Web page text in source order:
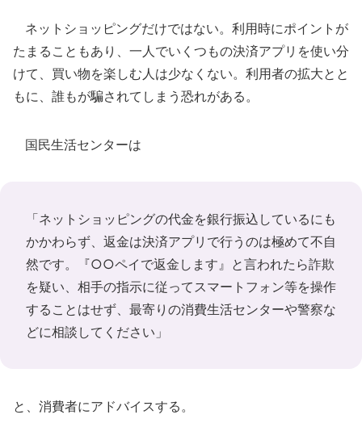
ネットショッピングだけではない。利用時にポイントが
たまることもあり、一人でいくつもの決済アプリを使い分
けて、買い物を楽しむ人は少なくない。利用者の拡大とと
もに、誰もが騙されてしまう恐れがある。
国民生活センターは
「ネットショッピングの代金を銀行振込しているにも
かかわらず、返金は決済アプリで行うのは極めて不自
然です。『○○ペイで返金します』と言われたら詐欺
を疑い、相手の指示に従ってスマートフォン等を操作
することはせず、最寄りの消費生活センターや警察な
どに相談してください」
と、消費者にアドバイスする。